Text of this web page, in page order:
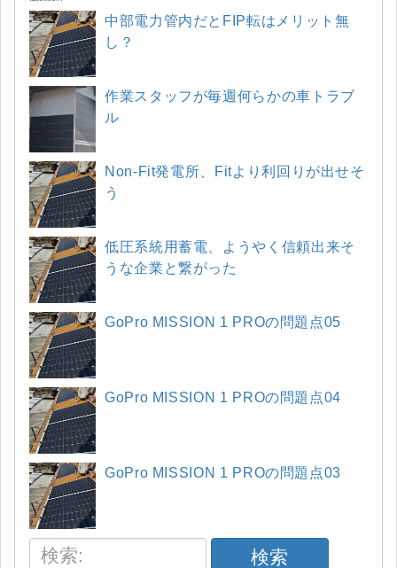
中部電力管内だとFIP転はメリット無
し？
作業スタッフが毎週何らかの車トラブ
ル
Non-Fit発電所、Fitより利回りが出せそ
う
低圧系統用蓄電、ようやく信頼出来そ
うな企業と繋がった
GoPro MISSION 1 PROの問題点05
GoPro MISSION 1 PROの問題点04
GoPro MISSION 1 PROの問題点03
検索